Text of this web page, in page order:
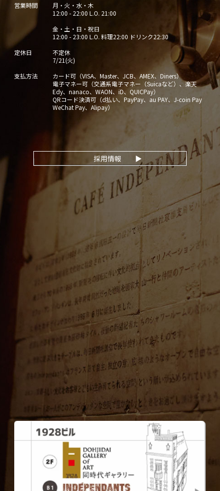
営業時間
月・火・水・木
12:00 - 22:00 L.O. 21:00
金・土・日・祝日
12:00 - 23:00 L.O. 料理22:00 ドリンク22:30
定休日
不定休
7/21(火)
支払方法
カード可（VISA、Master、JCB、AMEX、Diners）
電子マネー可（交通系電子マネー（Suicaなど）、楽天
Edy、nanaco、WAON、iD、QUICPay）
QRコード決済可（d払い、PayPay、au PAY、J-coin Pay
WeChat Pay、Alipay）
採用情報 ▶